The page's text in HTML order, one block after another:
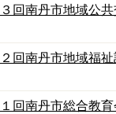
回南丹市地域公共
回南丹市地域福祉
回南丹市総合教育